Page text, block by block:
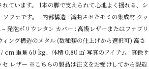
ています。 1本の脚で支えられて心地よく揺れる、シ
ソファです。 内部構造 : 湾曲させたモミの集成材 クッ
–発泡ポリウレタン カバー : 高級レザーまたはファブリ
ィング構造のメタル (数種類の仕上げから選択可) 高さ
重量 60 kg、体積 0,80 ㎥ 写真のアイテム : 真鍮サ
セ レザー ※こちらの製品は注文をお受けしてから製造